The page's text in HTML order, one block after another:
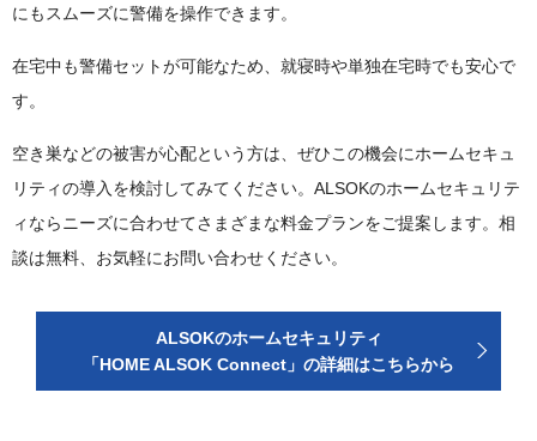
にもスムーズに警備を操作できます。
在宅中も警備セットが可能なため、就寝時や単独在宅時でも安心で
す。
空き巣などの被害が心配という方は、ぜひこの機会にホームセキュ
リティの導入を検討してみてください。ALSOKのホームセキュリテ
ィならニーズに合わせてさまざまな料金プランをご提案します。相
談は無料、お気軽にお問い合わせください。
ALSOKのホームセキュリティ
「HOME ALSOK Connect」の詳細はこちらから